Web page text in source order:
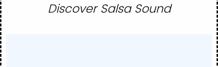
Discover Salsa Sound